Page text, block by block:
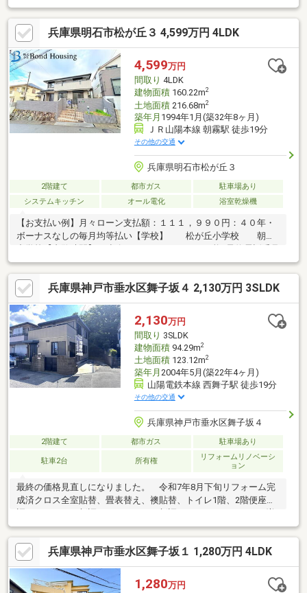
い購入のご参考にしてください♪◆ 予算を知りたい◆収入や家賃
から予算やローン金額のシミュレーションをします。物件購入の
際に不安となる諸費用や税金のことにお答えします。その他リフ
ォーム・住み替えのお悩みなど幅広くお手伝いさせていただきま
す。お家さがしをし始めてすぐの方もお気軽にお問合せください♪
兵庫県明石市松が丘３ 4,599万円 4LDK
4,599万円
間取り 4LDK
建物面積160.22m2
土地面積216.68m2
築年月 1994年1月(築32年8ヶ月)
ＪＲ山陽本線 朝霧駅 徒歩19分
その他の交通
兵庫県明石市松が丘３
2階建て 都市ガス
駐車場あり
システムキッチン
オール電化 浴室乾燥機
【お支払い例】月々ローン支払額：１１１，９９０円：４０年・
ボーナスなしの毎月均等払い【学校】 松が丘小学校 朝霧
0120-337-279まで！（最短お電話15分後よりご見学可能です）●
〇ボンドハウジング独自の6つの無料サービス〇●①多数の取引実
績からなる圧倒的価格交渉力♪②住宅ローンの一括審査で最大優
遇検索♪③追加リフォームやデザインの相談♪④住替えをご検討
のお客様の現宅、売却・買取サービス♪⑤未掲載物件情報提供サ
ービス♪⑥ご案内からお引き渡しまではもちろん！不動産のワン
ストップサービス♪
兵庫県神戸市垂水区舞子坂４ 2,130万円 3SLDK
2,130万円
間取り 3SLDK
建物面積94.29m2
土地面積123.12m2
築年月 2004年5月(築22年4ヶ月)
山陽電鉄本線 西舞子駅 徒歩19分
その他の交通
兵庫県神戸市垂水区舞子坂４
2階建て 都市ガス 駐車場あり
駐車2台 所有権
リフォームリノベーシ
ョン
最終の価格見直しになりました。 令和7年8月下旬リフォーム完
成済クロス全室貼替、畳表替え、襖貼替、トイレ1階、2階便座新
調、ＩＨコンロ新調、レンジフード新調、ＬＤＫフロアタイル増
し張り、浴室・洗面水栓
兵庫県神戸市垂水区舞子坂１ 1,280万円 4LDK
1,280万円